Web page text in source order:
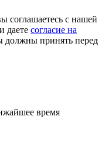
соглашаетесь с нашей
даете согласие на
должны принять перед
время